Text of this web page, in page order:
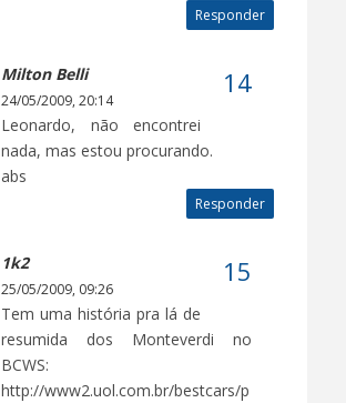
Responder
Milton Belli
24/05/2009, 20:14
Leonardo, não encontrei
nada, mas estou procurando.
abs
Responder
1k2
25/05/2009, 09:26
Tem uma história pra lá de
resumida dos Monteverdi no
BCWS:
http://www2.uol.com.br/bestcars/p